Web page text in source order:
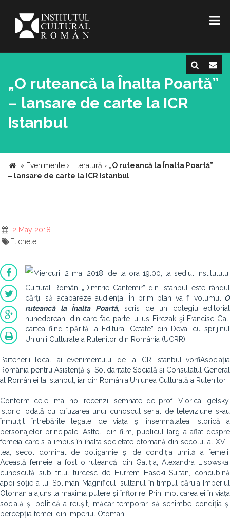
„O ruteancă la Înalta Poartă”
– lansare de carte la ICR
Istanbul
» Evenimente › Literatură › „O ruteancă la Înalta Poartă”
– lansare de carte la ICR Istanbul
2 May 2018
Etichete
Miercuri, 2 mai 2018, de la ora 19:00, la sediul Institutului
Cultural Român „Dimitrie Cantemir” din Istanbul este rândul
cărții să acapareze audiența. În prim plan va fi volumul
O
ruteancă la Înalta Poartă, scris de un colegiu editorial
hunedorean, din care fac parte Iulius Firczak şi Francisc Gal,
cartea fiind tipărită la Editura „Cetate” din Deva, cu sprijinul
Uniunii Culturale a Rutenilor din România (UCRR).
Partenerii locali ai evenimentului de la ICR Istanbul vorfiAsociația
România pentru Asistență și Solidaritate Socială și Consulatul General
al României la Istanbul, iar din România,Uniunea Culturală a Rutenilor.
Conform celei mai noi recenzii semnate de prof. Viorica Igelsky,
istoric, odată cu difuzarea unui cunoscut serial de televiziune s-au
înmulțit întrebările legate de viața și însemnătatea istorică a
personajelor principale. Astfel, din film, publicul larg a aflat despre
femeia care s-a impus în înalta societate otomană din secolul al XVI-
lea, secol dominat de poligamie și de condiția umilă a femeii.
Această femeie, a fost o ruteancă, din Galiția, Alexandra Lisowska,
cunoscută sub titlul turcesc de Hürrem Haseki Sultan, concubină
apoi soție a lui Soliman Magnificul, sultanul în timpul căruia Imperiul
Otoman a ajuns la maxima putere și înflorire. Prin implicarea ei în viața
socială și politică a reușit, măcar temporar, să schimbe condiția și
percepția femeii din Imperiul Otoman.